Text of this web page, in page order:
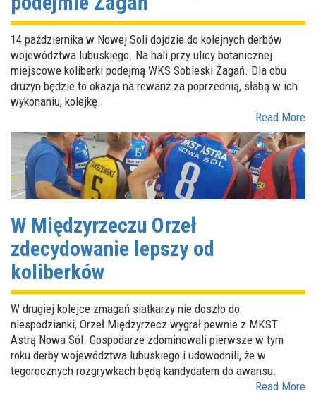
14 października w Nowej Soli dojdzie do kolejnych derbów
województwa lubuskiego. Na hali przy ulicy botanicznej
miejscowe koliberki podejmą WKS Sobieski Żagań. Dla obu
drużyn będzie to okazja na rewanż za poprzednią, słabą w ich
wykonaniu, kolejkę.
Read More
W Międzyrzeczu Orzeł
zdecydowanie lepszy od
koliberków
W drugiej kolejce zmagań siatkarzy nie doszło do
niespodzianki, Orzeł Międzyrzecz wygrał pewnie z MKST
Astrą Nowa Sól. Gospodarze zdominowali pierwsze w tym
roku derby województwa lubuskiego i udowodnili, że w
tegorocznych rozgrywkach będą kandydatem do awansu.
Read More